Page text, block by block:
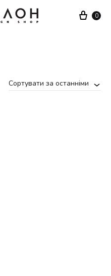
Cart
0
Сортувати за останніми